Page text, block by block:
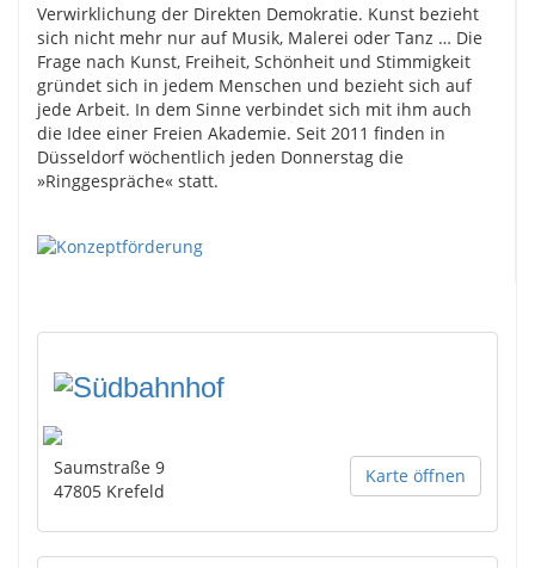
Verwirklichung der Direkten Demokratie. Kunst bezieht
sich nicht mehr nur auf Musik, Malerei oder Tanz … Die
Frage nach Kunst, Freiheit, Schönheit und Stimmigkeit
gründet sich in jedem Menschen und bezieht sich auf
jede Arbeit. In dem Sinne verbindet sich mit ihm auch
die Idee einer Freien Akademie. Seit 2011 finden in
Düsseldorf wöchentlich jeden Donnerstag die
»Ringgespräche« statt.
Karte öffnen
Saumstraße 9
47805 Krefeld